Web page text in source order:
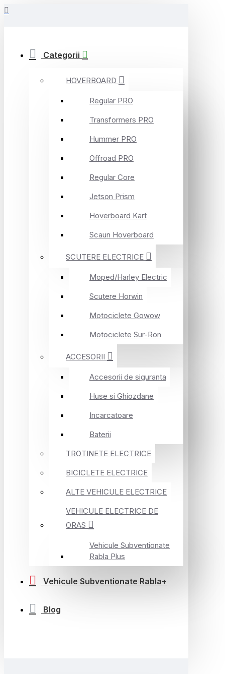
Categorii
HOVERBOARD
Regular PRO
Transformers PRO
Hummer PRO
Offroad PRO
Regular Core
Jetson Prism
Hoverboard Kart
Scaun Hoverboard
SCUTERE ELECTRICE
Moped/Harley Electric
Scutere Horwin
Motociclete Gowow
Motociclete Sur-Ron
ACCESORII
Accesorii de siguranta
Huse si Ghiozdane
Incarcatoare
Baterii
TROTINETE ELECTRICE
BICICLETE ELECTRICE
ALTE VEHICULE ELECTRICE
VEHICULE ELECTRICE DE
ORAS
Vehicule Subventionate
Rabla Plus
Vehicule Subventionate Rabla+
Blog